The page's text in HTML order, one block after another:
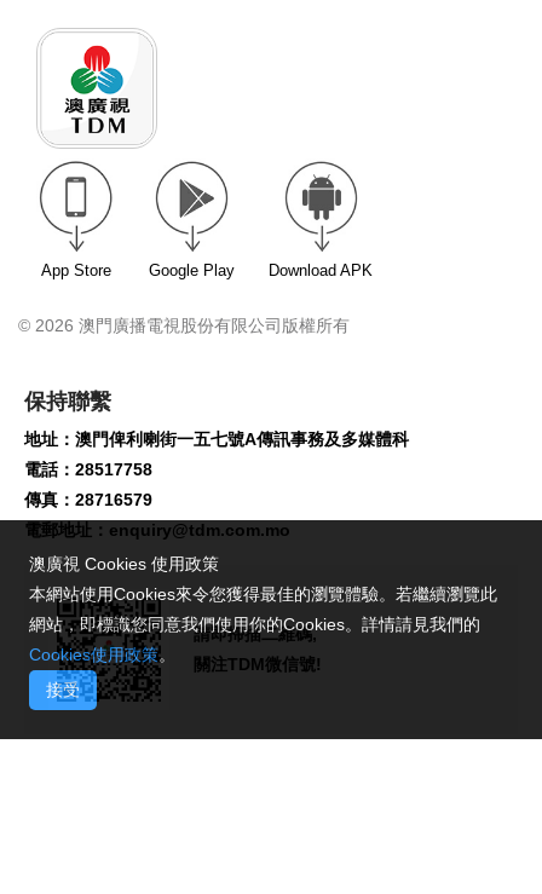
App Store Google Play Download APK
© 2026 澳門廣播電視股份有限公司版權所有
保持聯繫
地址：澳門俾利喇街一五七號A傳訊事務及多媒體科
電話：28517758
傳真：28716579
電郵地址： enquiry@tdm.com.mo
請即掃描二維碼,
關注TDM微信號!
澳廣視 Cookies 使用政策
本網站使用Cookies來令您獲得最佳的瀏覽體驗。若繼續瀏覽此
網站，即標識您同意我們使用你的Cookies。詳情請見我們的
Cookies使用政策。
接受